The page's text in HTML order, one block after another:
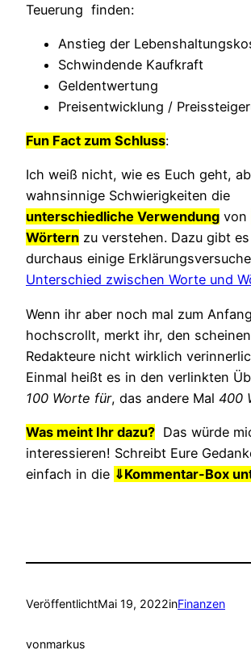
Teuerung finden:
Anstieg der
Schwindende Kaufkraft
Geldentwertung
Preisentwicklung /
Fun Fact zum Schluss:
Ich weiß nicht, wie es Euch geht,
wahnsinnige Schwierigkeiten die
unterschiedliche Verwendung von
Wörtern zu verstehen. Dazu gibt
durchaus einige
Unterschied zwischen Worte und
Wenn ihr aber noch mal zum
hochscrollt, merkt ihr, den
Redakteure nicht wirklich
Einmal heißt es in den verlinkten
100 Worte für, das andere Mal 400
Was meint Ihr dazu? Das würde
interessieren! Schreibt Eure
einfach in die ⇓Kommentar-Box
VeröffentlichtMai 19, 2022inFinanzen
vonmarkus